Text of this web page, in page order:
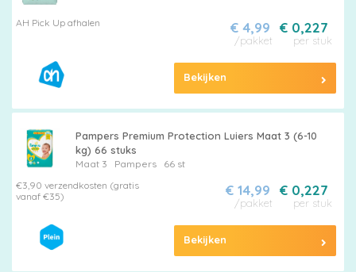
AH Pick Up afhalen € 0,227
per stuk
€ 4,99
/pakket
Bekijken
Pampers Premium Protection Luiers Maat 3 (6-10
kg) 66 stuks
Maat 3 Pampers
66 st
€3,90 verzendkosten (gratis
vanaf €35)
€ 0,227
per stuk
€ 14,99
/pakket
Bekijken